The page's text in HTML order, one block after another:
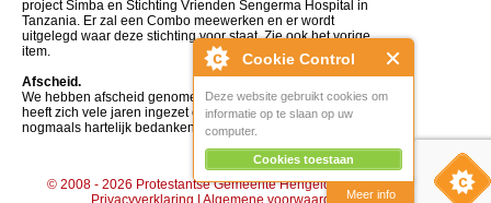
Cookie Control
Deze website gebruikt cookies om
informatie op te slaan op uw
computer.
Cookies toestaan
Meer info
project Simba en Stichting Vrienden Sengerma Hospital in
Tanzania. Er zal een Combo meewerken en er wordt
uitgelegd waar deze stichting voor staat. Zie ook het vorige
item.
Afscheid.
We hebben afscheid genomen van Gezien Denkers, ze
heeft zich vele jaren ingezet en we willen haar hiervoor
nogmaals hartelijk bedanken.
© 2008 - 2026 Protestantse Gemeente Hengelo (Gld) |Disclaimer|
Privacyverklaring | Algemene voorwaarden |Beheer